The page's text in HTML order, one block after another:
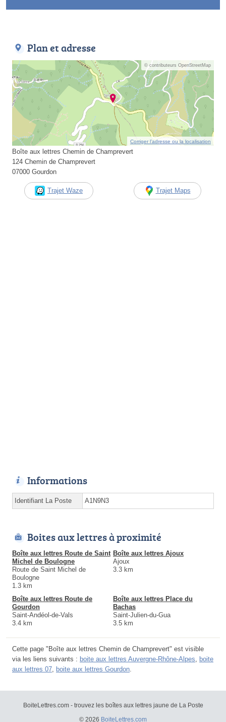
Plan et adresse
© contributeurs OpenStreetMap
Corriger l’adresse ou la localisation
Boîte aux lettres Chemin de Champrevert
124 Chemin de Champrevert
07000 Gourdon
Trajet Waze Trajet Maps
Informations
Identifiant La Poste A1N9N3
Boites aux lettres à proximité
Boîte aux lettres Route de Saint
Michel de Boulogne
Route de Saint Michel de
Boulogne
1.3 km
Boîte aux lettres Ajoux
Ajoux
3.3 km
Boîte aux lettres Route de
Gourdon
Saint-Andéol-de-Vals
3.4 km
Boîte aux lettres Place du
Bachas
Saint-Julien-du-Gua
3.5 km
Cette page "Boîte aux lettres Chemin de Champrevert" est visible
via les liens suivants : boite aux lettres Auvergne-Rhône-Alpes
boite
aux lettres 07 boite aux lettres Gourdon
BoiteLettres.com - trouvez les boîtes aux lettres jaune de La Poste
© 2026 BoiteLettres.com